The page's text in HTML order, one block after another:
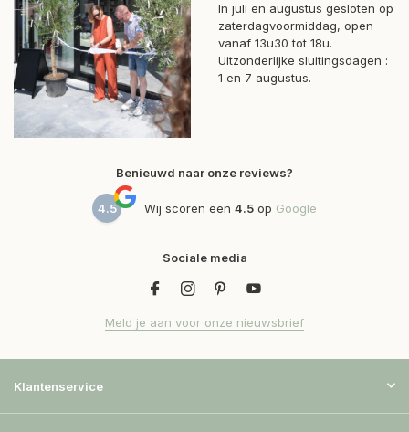
In juli en augustus gesloten op
zaterdagvoormiddag, open
vanaf 13u30 tot 18u.
Uitzonderlijke sluitingsdagen :
1 en 7 augustus.
Benieuwd naar onze reviews?
4.5 Wij scoren een 4.5 op Google
Sociale media
Meld je aan voor onze nieuwsbrief
Klantenservice